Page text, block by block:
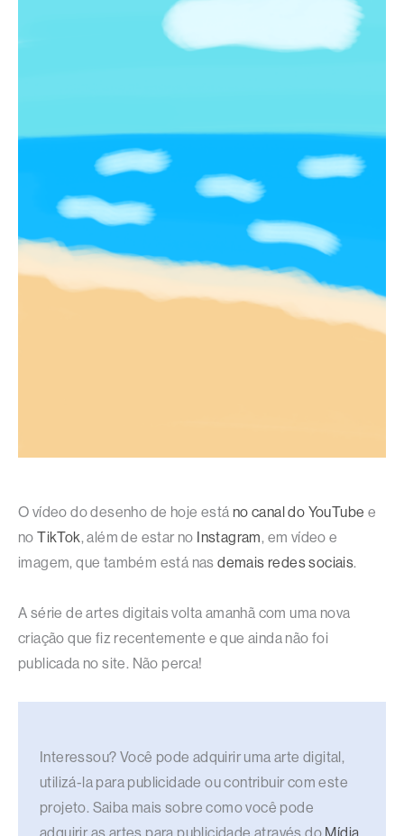
O vídeo do desenho de hoje está no canal do YouTube e
noTikTok, além de estar no Instagram, em vídeo e
imagem, que também está nasdemais redes sociais.
A série de artes digitais volta amanhã com uma nova
criação que fiz recentemente e que ainda não foi
publicada no site. Não perca!
Interessou? Você pode adquirir uma arte digital,
utilizá-la para publicidade ou contribuir com este
projeto. Saiba mais sobre como você pode